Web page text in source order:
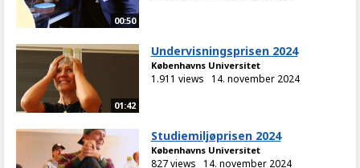
00:50
01:42
Undervisningsprisen 2024
Københavns Universitet
1.911 views 14. november 2024
Studiemiljøprisen 2024
Københavns Universitet
827 views 14. november 2024